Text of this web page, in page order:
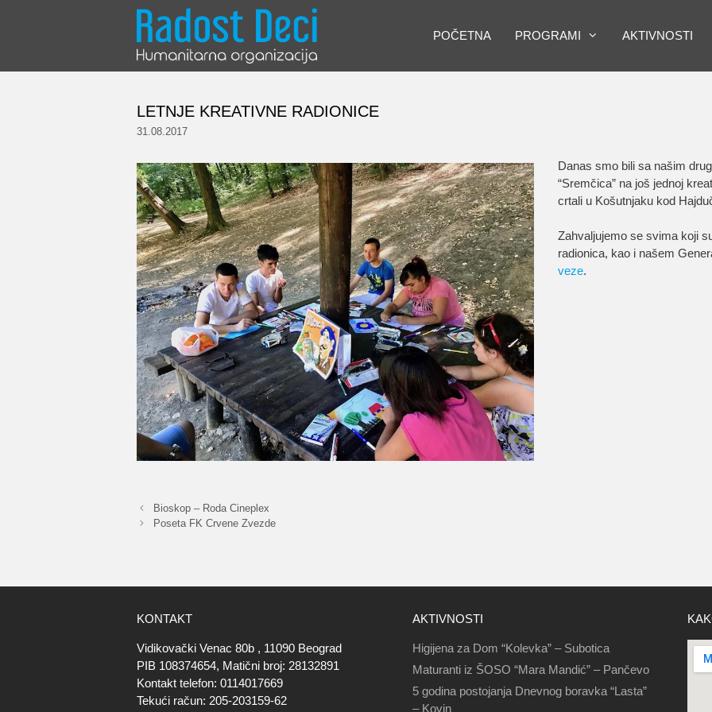
POČETNA PROGRAMI AKTIVNOSTI
LETNJE KREATIVNE RADIONICE
31.08.2017
Danas smo bili sa našim
“Sremčica” na još jednoj
crtali u Košutnjaku kod
Zahvaljujemo se svima koji
radionica, kao i našem
veze.
Bioskop – Roda Cineplex
Poseta FK Crvene Zvezde
KONTAKT
Vidikovački Venac 80b , 11090 Beograd
PIB 108374654, Matični broj: 28132891
Kontakt telefon: 0114017669
Tekući račun: 205-203159-62
AKTIVNOSTI
Higijena za Dom “Kolevka” – Subotica
Maturanti iz ŠOSO “Mara Mandić” – Pančevo
5 godina postojanja Dnevnog boravka “Lasta”
– Kovin